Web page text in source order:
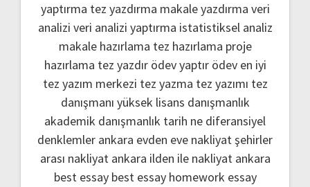
yaptırma tez yazdırma makale yazdırma veri
analizi veri analizi yaptırma istatistiksel analiz
makale hazırlama tez hazırlama proje
hazırlama tez yazdır ödev yaptır ödev en iyi
tez yazım merkezi tez yazma tez yazımı tez
danışmanı yüksek lisans danışmanlık
akademik danışmanlık tarih ne diferansiyel
denklemler ankara evden eve nakliyatşehirler
arası nakliyat ankara ilden ile nakliyat ankara
best essay best essay homework essay